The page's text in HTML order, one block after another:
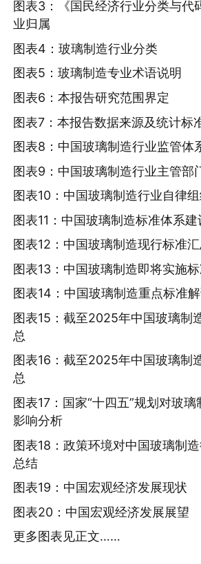
图表3：《国民经济行业分类与代
业归属
图表4：玻璃制造行业分类
图表5：玻璃制造专业术语说明
图表6：本报告研究范围界定
图表7：本报告数据来源及统计标
图表8：中国玻璃制造行业监管体
图表9：中国玻璃制造行业主管部
图表10：中国玻璃制造行业自律
图表11：中国玻璃制造标准体系建
图表12：中国玻璃制造现行标准
图表13：中国玻璃制造即将实施
图表14：中国玻璃制造重点标准
图表15：截至2025年中国玻璃制
总
图表16：截至2025年中国玻璃制
总
图表17：国家“十四五”规划对玻
影响分析
图表18：政策环境对中国玻璃制
总结
图表19：中国宏观经济发展现状
图表20：中国宏观经济发展展望
更多图表见正文……